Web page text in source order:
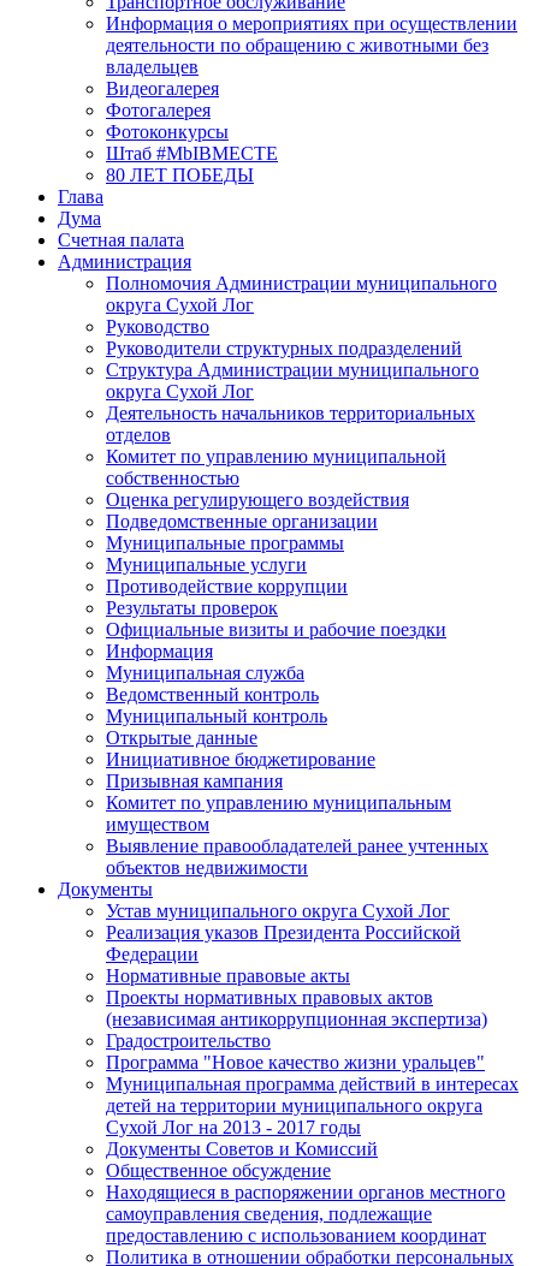
Информация о мероприятиях при осуществлении
деятельности по обращению с животными без
владельцев
Видеогалерея
Фотогалерея
Фотоконкурсы
Штаб #MbIBMECTE
80 ЛЕТ ПОБЕДЫ
Глава
Дума
Счетная палата
Администрация
Полномочия Администрации муниципального
округа Сухой Лог
Руководство
Руководители структурных подразделений
Структура Администрации муниципального
округа Сухой Лог
Деятельность начальников территориальных
отделов
Комитет по управлению муниципальной
собственностью
Оценка регулирующего воздействия
Подведомственные организации
Муниципальные программы
Муниципальные услуги
Противодействие коррупции
Результаты проверок
Официальные визиты и рабочие поездки
Информация
Муниципальная служба
Ведомственный контроль
Муниципальный контроль
Открытые данные
Инициативное бюджетирование
Призывная кампания
Комитет по управлению муниципальным
имуществом
Выявление правообладателей ранее учтенных
объектов недвижимости
Документы
Устав муниципального округа Сухой Лог
Реализация указов Президента Российской
Федерации
Нормативные правовые акты
Проекты нормативных правовых актов
(независимая антикоррупционная экспертиза)
Градостроительство
Программа "Новое качество жизни уральцев"
Муниципальная программа действий в интересах
детей на территории муниципального округа
Сухой Лог на 2013 - 2017 годы
Документы Советов и Комиссий
Общественное обсуждение
Находящиеся в распоряжении органов местного
самоуправления сведения, подлежащие
предоставлению с использованием координат
Политика в отношении обработки персональных